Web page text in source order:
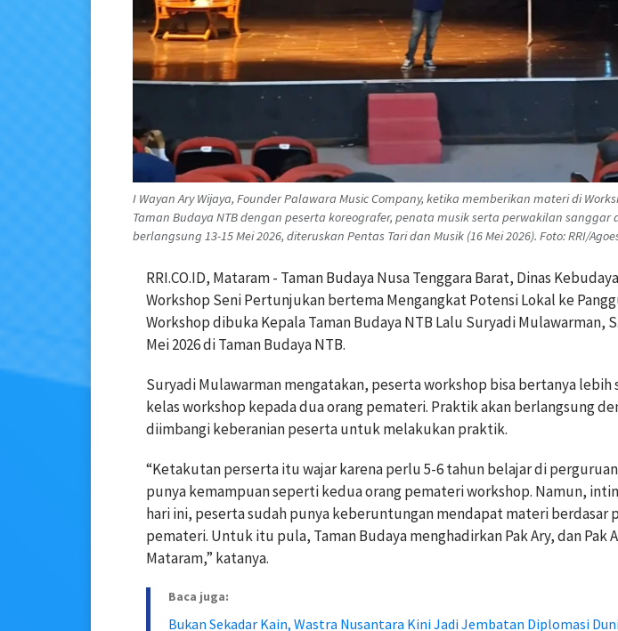
I Wayan Ary Wijaya, Founder Palawara Music Company, ketika memberikan materi di
Taman Budaya NTB dengan peserta koreografer, penata musik serta perwakilan sanggar
berlangsung 13-15 Mei 2026, diteruskan Pentas Tari dan Musik (16 Mei 2026). Foto: RRI/
RRI.CO.ID, Mataram - Taman Budaya Nusa Tenggara Barat, Dinas
Workshop Seni Pertunjukan bertema Mengangkat Potensi Lokal ke
Workshop dibuka Kepala Taman Budaya NTB Lalu Suryadi Mulawarman,
Mei 2026 di Taman Budaya NTB.
Suryadi Mulawarman mengatakan, peserta workshop bisa bertanya
kelas workshop kepada dua orang pemateri. Praktik akan berlangsung
diimbangi keberanian peserta untuk melakukan praktik.
“Ketakutan perserta itu wajar karena perlu 5-6 tahun belajar di
punya kemampuan seperti kedua orang pemateri workshop. Namun,
hari ini, peserta sudah punya keberuntungan mendapat materi berdasar
pemateri. Untuk itu pula, Taman Budaya menghadirkan Pak Ary, dan Pak
Mataram,” katanya.
Baca juga:
Bukan Sekadar Kain, Wastra Nusantara Kini Jadi Jembatan Diplomasi